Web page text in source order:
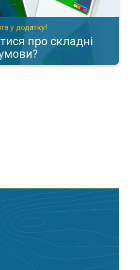
у додатку!
про складні